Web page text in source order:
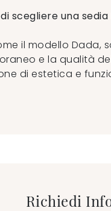
scegliere una
il modello Dada,
e la qualità
di estetica e
Richiedi